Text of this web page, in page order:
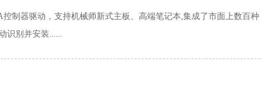
制器驱动，支持机械师新式主板、高端笔记本,集成了市面上数百种
识别并安装......